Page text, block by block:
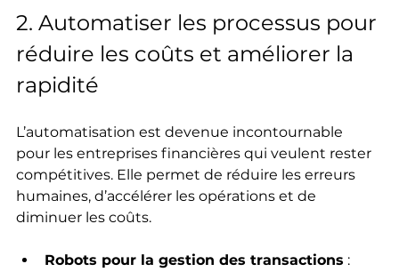
2. Automatiser les processus pour
réduire les coûts et améliorer la
rapidité
L’automatisation est devenue incontournable
pour les entreprises financières qui veulent rester
compétitives. Elle permet de réduire les erreurs
humaines, d’accélérer les opérations et de
diminuer les coûts.
Robots pour la gestion des transactions :